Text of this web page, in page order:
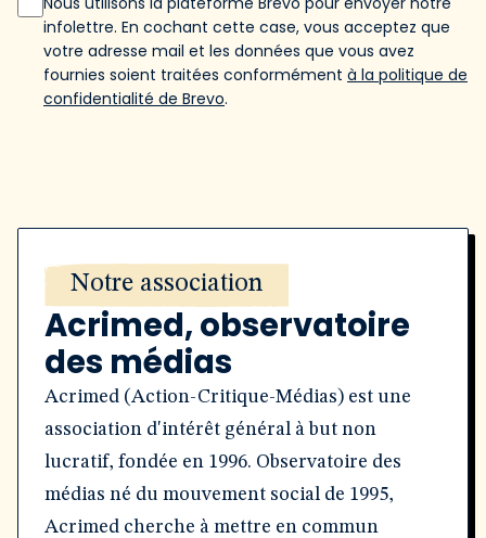
infolettre. En cochant cette case, vous acceptez que
votre adresse mail et les données que vous avez
fournies soient traitées conformément à la politique de
confidentialité de Brevo.
Notre association
Acrimed, observatoire
des médias
Acrimed (Action-Critique-Médias) est une
association d'intérêt général à but non
lucratif, fondée en 1996. Observatoire des
médias né du mouvement social de 1995,
Acrimed cherche à mettre en commun